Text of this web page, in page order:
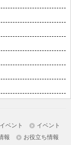
イベント
イベント
報 お役立ち情報